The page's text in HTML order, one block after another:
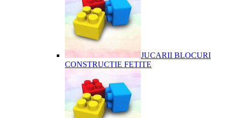
JUCARII BLOCURI
CONSTRUCTIE FETITE